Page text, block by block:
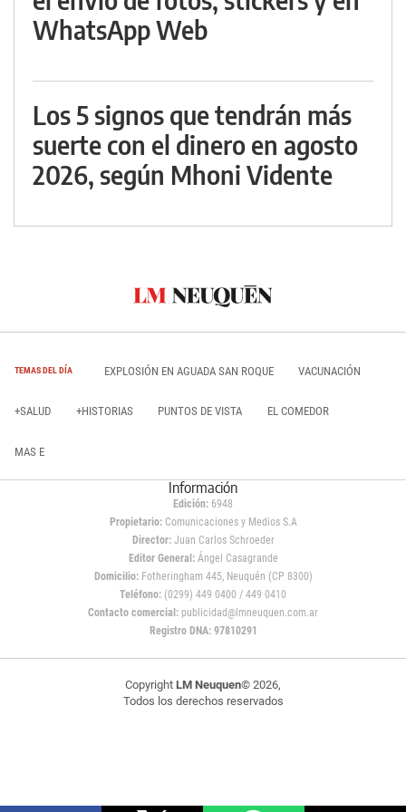
WhatsApp Web
Los 5 signos que tendrán más
suerte con el dinero en agosto
2026, según Mhoni Vidente
TEMAS DEL DÍA EXPLOSIÓN EN AGUADA SAN ROQUE VACUNACIÓN
+SALUD +HISTORIAS PUNTOS DE VISTA EL COMEDOR
MAS E
Información
Edición: 6948
Propietario:Comunicaciones y Medios S.A
Director: Juan Carlos Schroeder
Editor General:Ángel Casagrande
Domicilio:Fotheringham 445, Neuquén (CP 8300)
Teléfono: (0299) 449 0400 / 449 0410
Contacto comercial: publicidad@lmneuquen.com.ar
Registro DNA: 97810291
Copyright LM Neuquen© 2026,
Todos los derechos reservados